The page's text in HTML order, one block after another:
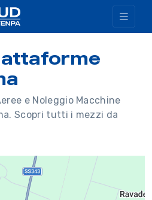
e Noleggio Macchine
Scopri tutti i mezzi da